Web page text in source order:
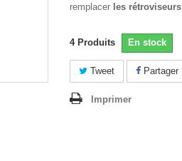
remplacer les rétroviseurs
4 Produits En stock
Tweet Partager
Imprimer